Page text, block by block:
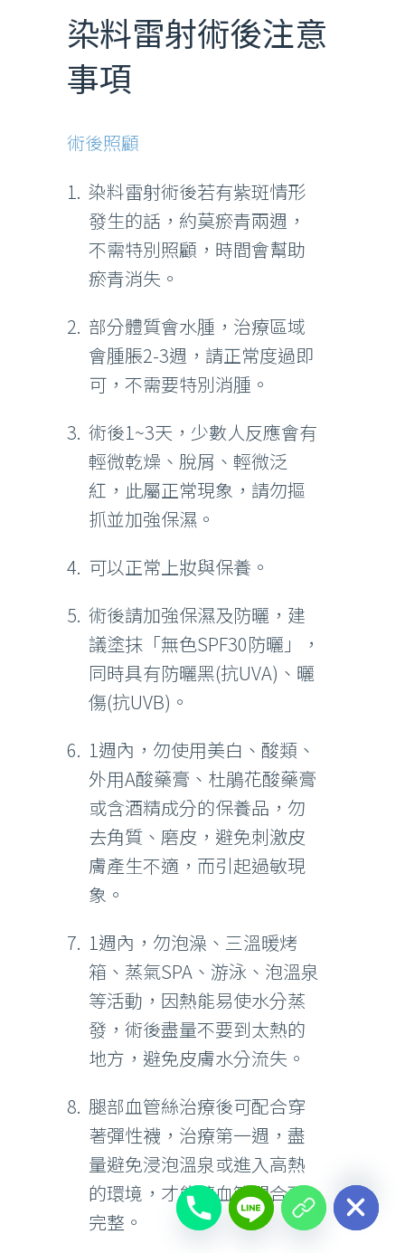
染料雷射術後注意
事項
術後照顧
染料雷射術後若有紫斑情形
發生的話，約莫瘀青兩週，
不需特別照顧，時間會幫助
瘀青消失。
部分體質會水腫，治療區域
會腫脹2-3週，請正常度過即
可，不需要特別消腫。
術後1~3天，少數人反應會有
輕微乾燥、脫屑、輕微泛
紅，此屬正常現象，請勿摳
抓並加強保濕。
可以正常上妝與保養。
術後請加強保濕及防曬，建
議塗抹「無色SPF30防曬」，
同時具有防曬黑(抗UVA)、曬
傷(抗UVB)。
1週內，勿使用美白、酸類、
外用A酸藥膏、杜鵑花酸藥膏
或含酒精成分的保養品，勿
去角質、磨皮，避免刺激皮
膚產生不適，而引起過敏現
象。
1週內，勿泡澡、三溫暖烤
箱、蒸氣SPA、游泳、泡溫泉
等活動，因熱能易使水分蒸
發，術後盡量不要到太熱的
地方，避免皮膚水分流失。
腿部血管絲治療後可配合穿
著彈性襪，治療第一週，盡
量避免浸泡溫泉或進入高熱
的環境，才能讓血管閉合更
完整。